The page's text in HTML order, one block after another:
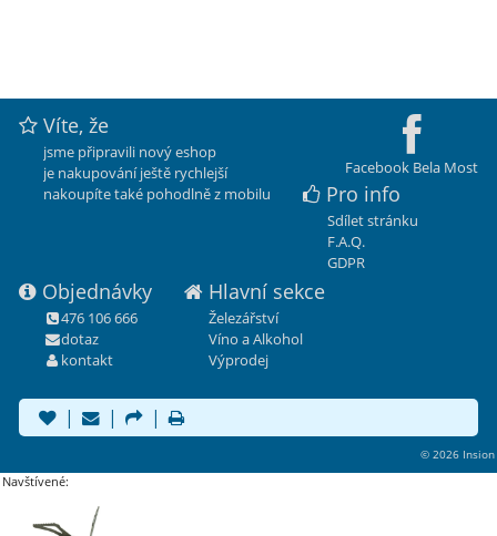
Facebook Bela Most
Víte, že
jsme připravili nový eshop
je nakupování ještě rychlejší
nakoupíte také pohodlně z mobilu
Pro info
Sdílet stránku
F.A.Q.
GDPR
Objednávky
476 106 666
dotaz
kontakt
Hlavní sekce
Železářství
Víno a Alkohol
Výprodej
| | |
© 2026 Insion
Navštívené: